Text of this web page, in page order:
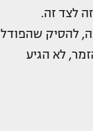
לצד זה.
להסיק שהפודל
לא הגיע